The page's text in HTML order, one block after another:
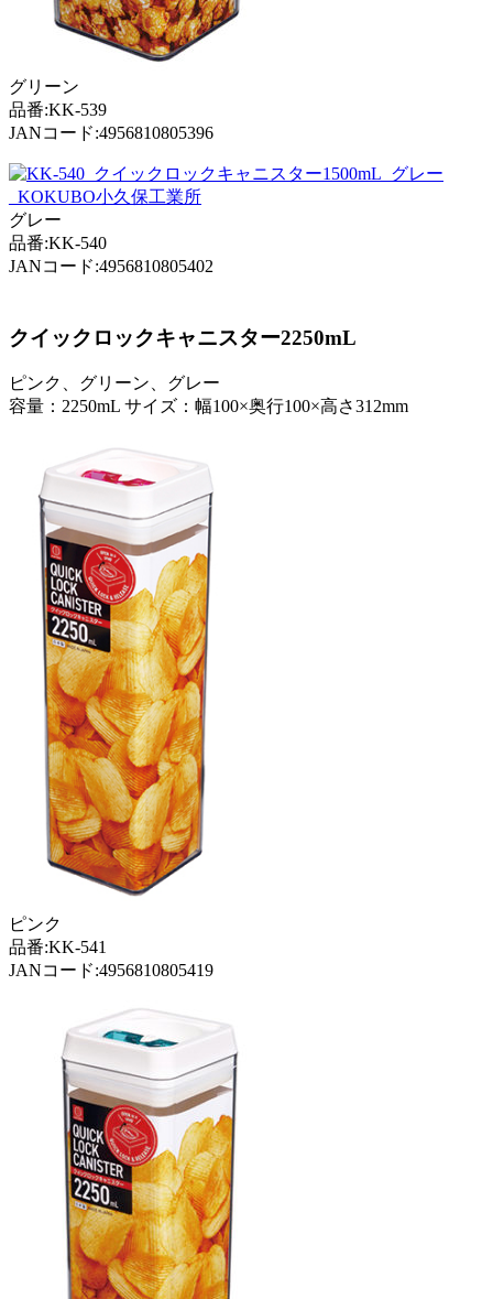
グリーン
品番:KK-539
JANコード:4956810805396
グレー
品番:KK-540
JANコード:4956810805402
クイックロックキャニスター2250mL
ピンク、グリーン、グレー
容量：2250mL サイズ：幅100×奥行100×高さ312mm
ピンク
品番:KK-541
JANコード:4956810805419